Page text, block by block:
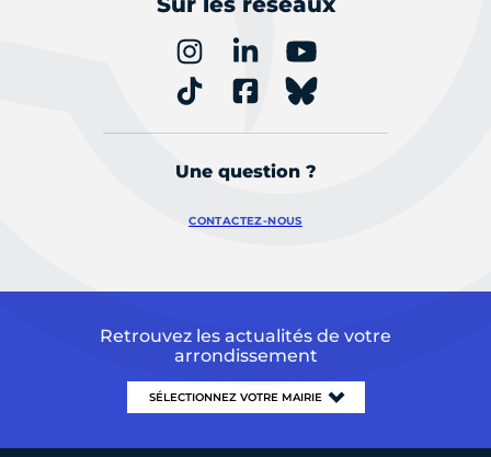
Une question ?
CONTACTEZ-NOUS
Retrouvez les actualités de votre
arrondissement